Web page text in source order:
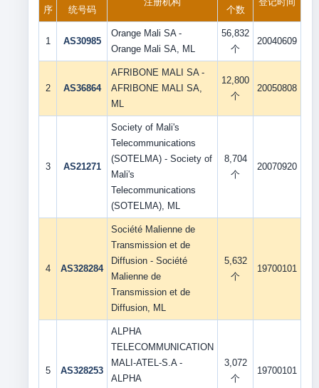
序
统号码
个数
1 AS30985
Orange Mali SA -
Orange Mali SA, ML
56,832
个
20040609
2 AS36864
AFRIBONE MALI SA -
AFRIBONE MALI SA,
ML
12,800
个
20050808
3 AS21271
Society of Mali's
Telecommunications
(SOTELMA) - Society of
Mali's
Telecommunications
(SOTELMA), ML
8,704
个
20070920
4 AS328284
Société Malienne de
Transmission et de
Diffusion - Société
Malienne de
Transmission et de
Diffusion, ML
5,632
个
19700101
5 AS328253
ALPHA
TELECOMMUNICATION
MALI-ATEL-S.A -
ALPHA
3,072
个
19700101